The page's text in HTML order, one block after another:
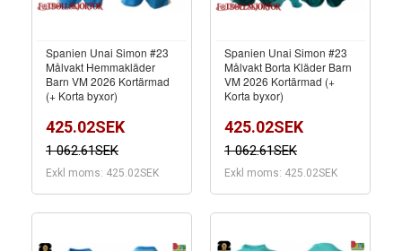
Spanien Unai Simon #23
Målvakt Hemmakläder
Barn VM 2026 Kortärmad
(+ Korta byxor)
425.02SEK
1 062.61SEK
Exkl moms: 425.02SEK
Spanien Unai Simon #23
Målvakt Borta Kläder Barn
VM 2026 Kortärmad (+
Korta byxor)
425.02SEK
1 062.61SEK
Exkl moms: 425.02SEK